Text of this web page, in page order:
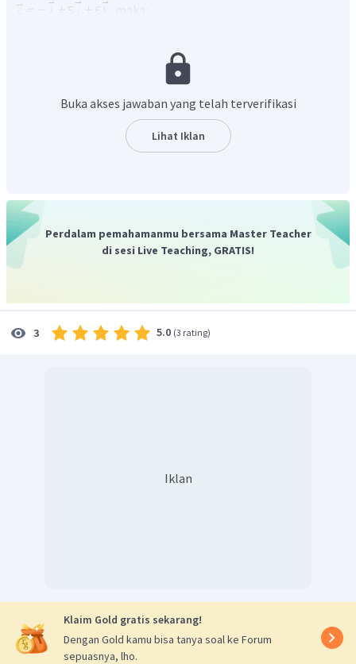
Jadi, jawaban yang benar adalah D.
Buka akses jawaban yang telah terverifikasi
Lihat Iklan
Perdalam pemahamanmu bersama Master Teacher
di sesi Live Teaching, GRATIS!
3 5.0 (3 rating)
Iklan
Klaim Gold gratis sekarang!
Dengan Gold kamu bisa tanya soal ke Forum
sepuasnya, lho.